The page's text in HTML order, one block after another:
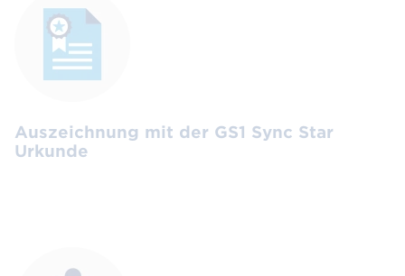
Auszeichnung mit der GS1 Sync Star
Urkunde